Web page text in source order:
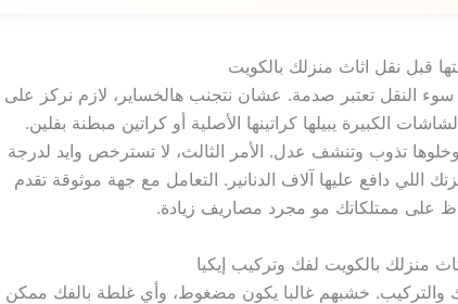
النقل تعتبر صدمة. عشان نتجنب هالخساير، لازم نركز على
الكبيرة يبيلها كراتينها الأصلية أو كراتين مبطنة بفلين.
وخلوها تذوب وتنشف عدل. الأمر الثالث، لا تسترخص وايد لدرجة
دافع عليها آلاف الدنانير. التعامل مع جهة موثوقة تقدم
على ممتلكاتك مو مجرد مصاريف زيادة.
والتركيب. خشبهم غالبا يكون مضغوط، وأي غلطة بالفك ممكن